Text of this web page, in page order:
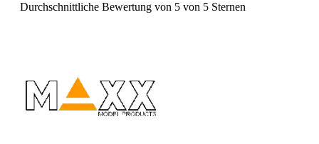
Durchschnittliche Bewertung von 5 von 5 Sternen